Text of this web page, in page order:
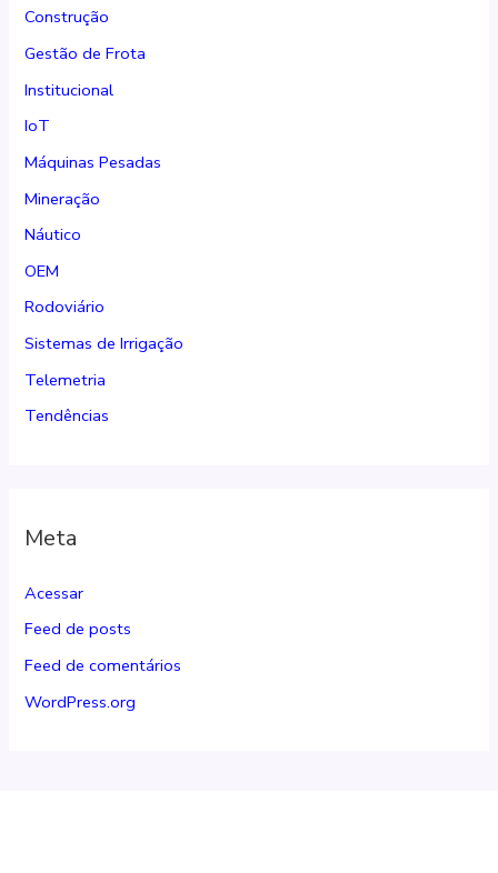
Construção
Gestão de Frota
Institucional
IoT
Máquinas Pesadas
Mineração
Náutico
OEM
Rodoviário
Sistemas de Irrigação
Telemetria
Tendências
Meta
Acessar
Feed de posts
Feed de comentários
WordPress.org